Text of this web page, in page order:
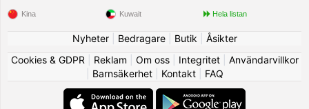
Kina Kuwait Hela listan
Nyheter| Bedragare| Butik
Åsikter
Cookies & GDPR
Reklam Om oss| Integritet| Användarvillkor
Barnsäkerhet| Kontakt| FAQ